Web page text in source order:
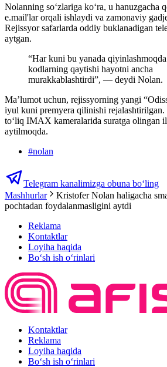
Nolanning so‘zlariga ko‘ra, u hanuzgacha
e.mail'lar orqali ishlaydi va zamonaviy
Rejissyor safarlarda oddiy buklanadigan
aytgan.
“Har kuni bu yanada
kodlarning qaytishi hayotni ancha
murakkablashtirdi”, — deydi Nolan.
Ma’lumot uchun, rejissyorning yangi
iyul kuni premyera qilinishi
to‘liq IMAX kameralarida suratga olingan
aytilmoqda.
#nolan
Telegram kanalimizga obuna bo‘ling
Mashhurlar
Kristofer Nolan haligacha
pochtadan foydalanmasligini aytdi
Reklama
Kontaktlar
Loyiha haqida
Bo‘sh ish o‘rinlari
Kontaktlar
Reklama
Loyiha haqida
Bo‘sh ish o‘rinlari